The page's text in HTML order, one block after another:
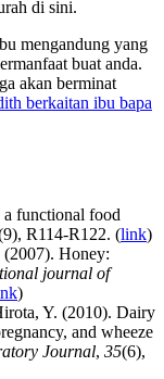
di sini.
mengandung yang
buat anda.
akan berminat
berkaitan ibu bapa
functional food
R114-R122. (link)
Honey:
journal of
)
Y. (2010). Dairy
and wheeze
Journal, 35(6),